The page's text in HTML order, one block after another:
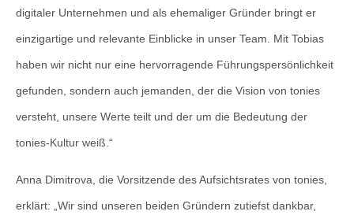
digitaler Unternehmen und als ehemaliger Gründer bringt er
einzigartige und relevante Einblicke in unser Team. Mit Tobias
haben wir nicht nur eine hervorragende Führungspersönlichkeit
gefunden, sondern auch jemanden, der die Vision von tonies
versteht, unsere Werte teilt und der um die Bedeutung der
tonies-Kultur weiß.“
Anna Dimitrova, die Vorsitzende des Aufsichtsrates von tonies,
erklärt: „Wir sind unseren beiden Gründern zutiefst dankbar,